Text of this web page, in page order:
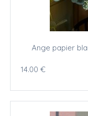
Ange papier
14.00 €